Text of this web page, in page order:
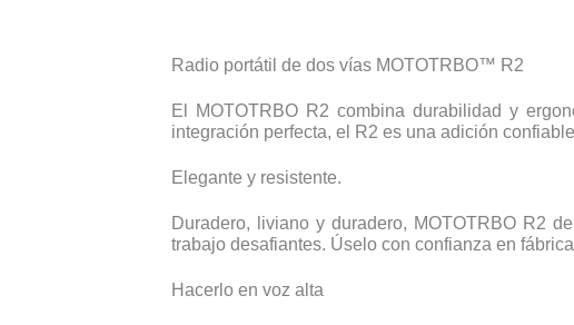
Radio portátil de dos vías MOTOTRBO™ R2
El MOTOTRBO R2 combina durabilidad y
integración perfecta, el R2 es una adición
Elegante y resistente.
Duradero, liviano y duradero, MOTOTRBO R2
trabajo desafiantes. Úselo con confianza en
Hacerlo en voz alta